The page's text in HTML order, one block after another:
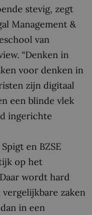
stevig, zegt
Management &
van
“Denken in
voor denken in
zijn digitaal
een blinde vlek
ingerichte
en BZSE
op het
wordt hard
zaken
in een